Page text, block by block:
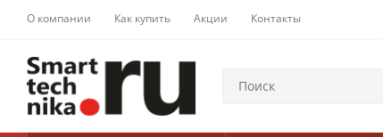
О компании Как купить Акции Контакты